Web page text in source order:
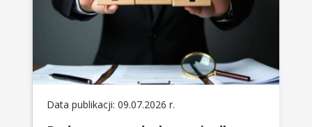
Data publikacji: 09.07.2026 r.